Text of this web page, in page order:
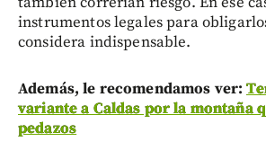
instrumentos legales para
considera indispensable.
Además, le recomendamos ver:
variante a Caldas por la montaña
pedazos